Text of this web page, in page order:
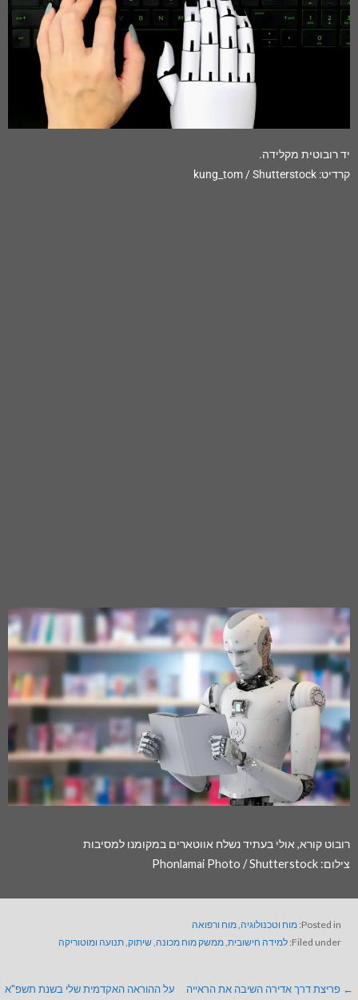
יד רובוטית מקלידה.
קרדיט: kung_tom / Shutterstock
רובוט קורא, אולי בעתיד נשלח אווטארים במקומנו למסיבות
צילום: Phonlamai Photo / Shutterstock
Posted in: מוח וטכנולוגיה מוח ורפואה
Filed under: למידה חישובית, ממשק מוח מכונה שיתוק, תנועה ומוטוריקה
← פריצת דרך אדירה השיבה את הראייה על ההוראה האקדמית שלי בשנת תשפ"א